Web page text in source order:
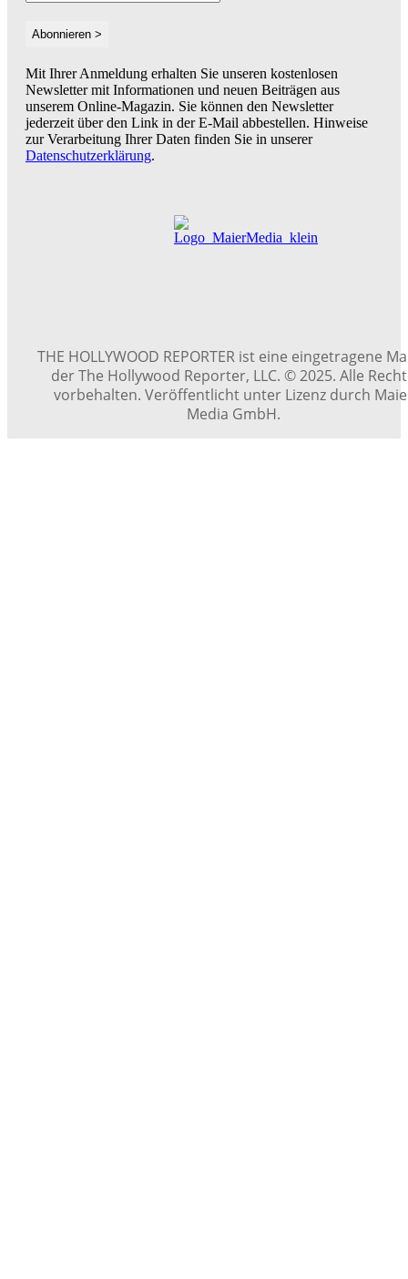
Mit Ihrer Anmeldung erhalten Sie unseren kostenlosen
Newsletter mit Informationen und neuen Beiträgen aus
unserem Online-Magazin. Sie können den Newsletter
jederzeit über den Link in der E-Mail abbestellen. Hinweise
zur Verarbeitung Ihrer Daten finden Sie in unserer
Datenschutzerklärung.
THE HOLLYWOOD REPORTER ist eine eingetragene
der The Hollywood Reporter, LLC. © 2025. Alle
vorbehalten. Veröffentlicht unter Lizenz durch
Media GmbH.